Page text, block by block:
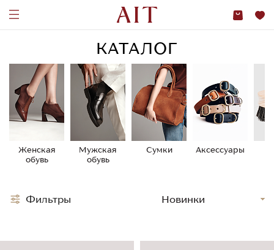
КАТАЛОГ
Женская
обувь
Мужская
обувь
Сумки Аксессуары
Фильтры